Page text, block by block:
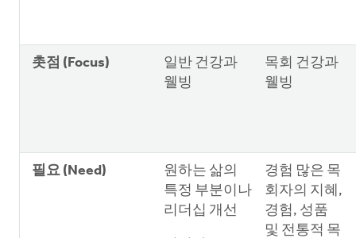
촛점 (Focus)
일반 건강과
웰빙
목회 건강과
웰빙
필요 (Need)
원하는 삶의
특정 부분이나
리더십 개선
경험 많은 목
회자의 지혜,
경험, 성품
및 전통적 목